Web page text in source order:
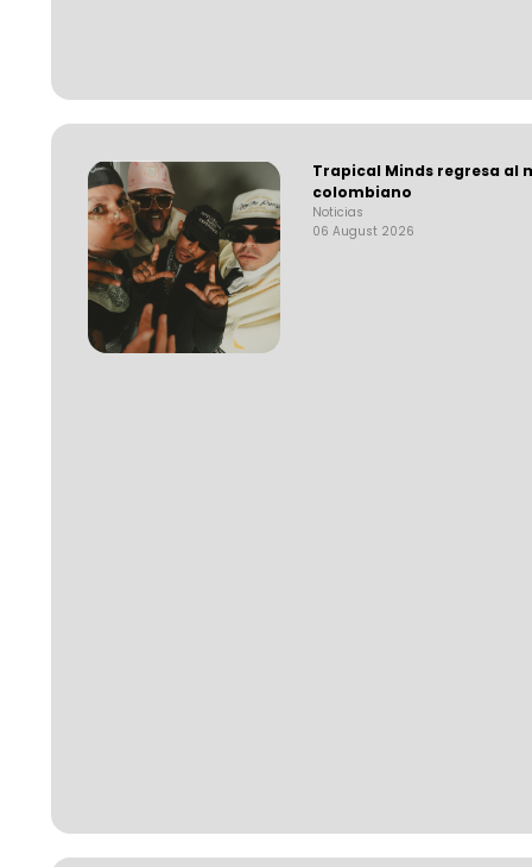
Trapical Minds regresa al
colombiano
Noticias
06 August 2026